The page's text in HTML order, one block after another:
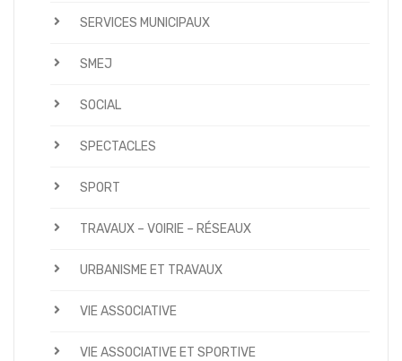
SERVICES MUNICIPAUX
SMEJ
SOCIAL
SPECTACLES
SPORT
TRAVAUX – VOIRIE – RÉSEAUX
URBANISME ET TRAVAUX
VIE ASSOCIATIVE
VIE ASSOCIATIVE ET SPORTIVE